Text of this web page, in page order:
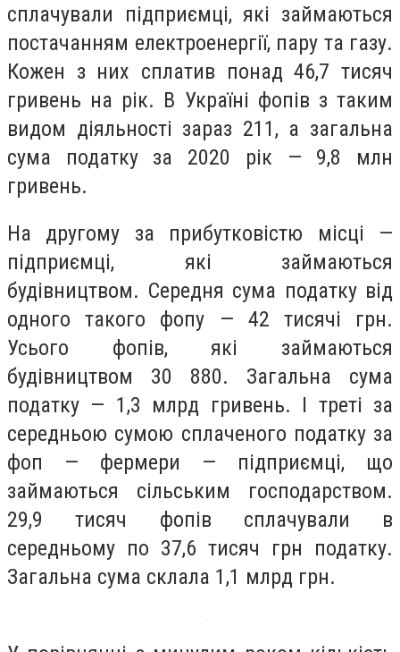
сплачували підприємці, які займаються
постачанням електроенергії, пару та газу.
Кожен з них сплатив понад 46,7 тисяч
гривень на рік. В Україні фопів з таким
видом діяльності зараз 211, а загальна
сума податку за 2020 рік — 9,8 млн
гривень.
На другому за прибутковістю місці —
підприємці, які займаються
будівництвом. Середня сума податку від
одного такого фопу — 42 тисячі грн.
Усього фопів, які займаються
будівництвом 30 880. Загальна сума
податку — 1,3 млрд гривень. І треті за
середньою сумою сплаченого податку за
фоп — фермери — підприємці, що
займаються сільським господарством.
29,9 тисяч фопів сплачували в
середньому по 37,6 тисяч грн податку.
Загальна сума склала 1,1 млрд грн.